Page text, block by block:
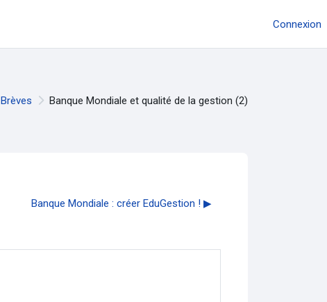
Connexion
Brèves Banque Mondiale et qualité de la gestion (2)
Banque Mondiale : créer EduGestion ! ▶︎